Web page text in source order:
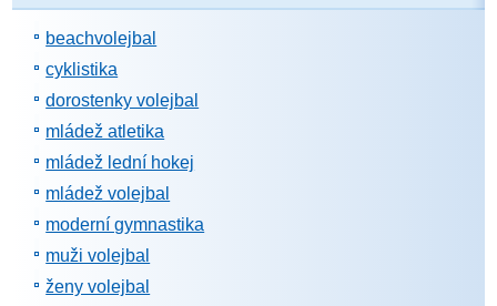
beachvolejbal
cyklistika
dorostenky volejbal
mládež atletika
mládež lední hokej
mládež volejbal
moderní gymnastika
muži volejbal
ženy volejbal